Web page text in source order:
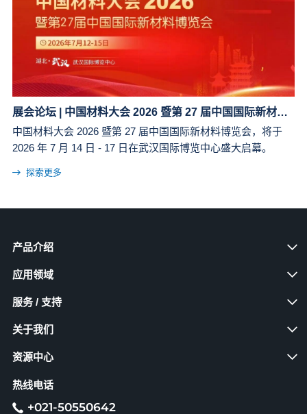
展会论坛 | 中国材料大会 2026 暨第 27 届中国国际新材料博览会
中国材料大会 2026 暨第 27 届中国国际新材料博览会，将于
2026 年 7 月 14 日 - 17 日在武汉国际博览中心盛大启幕。
探索更多
产品介绍
应用领域
服务 / 支持
关于我们
资源中心
热线电话
+021-50550642